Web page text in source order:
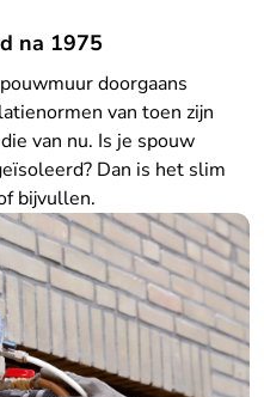
na 1975
doorgaans
van toen zijn
van nu. Is je spouw
Dan is het slim
bijvullen.